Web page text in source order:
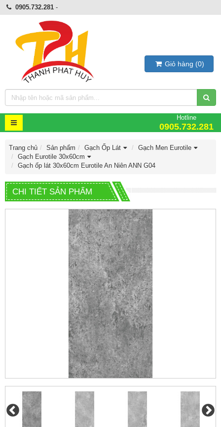
0905.732.281-
Giỏ hàng (0)
Hotline
0905.732.281
Trang chủ Sản phẩm Gạch Ốp Lát
Gạch Men Eurotile
Gạch Eurotile 30x60cm
Gạch ốp lát 30x60cm Eurotile An Niên ANN G04
CHI TIẾT SẢN PHẨM